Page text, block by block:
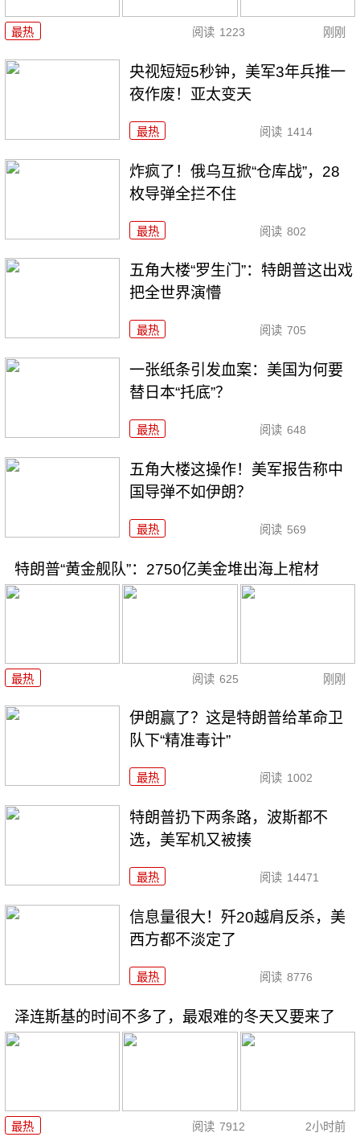
最热 阅读 1223 刚刚
央视短短5秒钟，美军3年兵推一
夜作废！亚太变天
最热 阅读 1414
炸疯了！俄乌互掀“仓库战”，28
枚导弹全拦不住
最热 阅读 802
五角大楼“罗生门”：特朗普这出戏
把全世界演懵
最热 阅读 705
一张纸条引发血案：美国为何要
替日本“托底”？
最热 阅读 648
五角大楼这操作！美军报告称中
国导弹不如伊朗？
最热 阅读 569
特朗普“黄金舰队”：2750亿美金堆出海上棺材
最热 阅读 625 刚刚
伊朗赢了？这是特朗普给革命卫
队下“精准毒计”
最热 阅读 1002
特朗普扔下两条路，波斯都不
选，美军机又被揍
最热 阅读 14471
信息量很大！歼20越肩反杀，美
西方都不淡定了
最热 阅读 8776
泽连斯基的时间不多了，最艰难的冬天又要来了
最热 阅读 7912 2小时前